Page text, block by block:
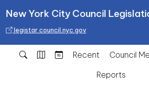
New York City Council
legistar.council.nyc.gov
Recent Council
Reports